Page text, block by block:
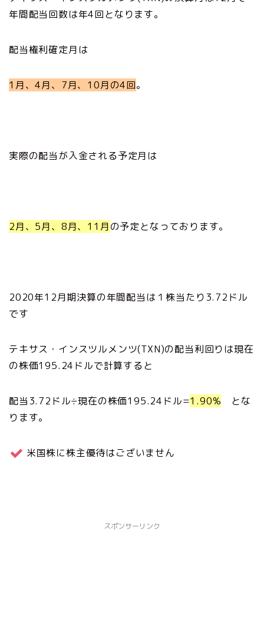
年間配当回数は年4回となります。
配当権利確定月は
1月、4月、7月、10月の4回。
実際の配当が入金される予定月は
2月、5月、8月、11月の予定となっております。
2020年12月期決算の年間配当は１株当たり3.72ドル
です
テキサス・インスツルメンツ(TXN)の配当利回りは現在
の株価195.24ドルで計算すると
配当3.72ドル÷現在の株価195.24ドル=1.90% とな
ります。
米国株に株主優待はございません
スポンサーリンク